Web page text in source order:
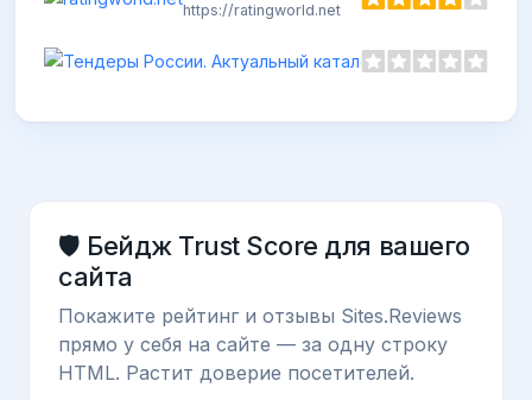
https://ratingworld.net
🛡️ Бейдж Trust Score для вашего
сайта
Покажите рейтинг и отзывы Sites.Reviews
прямо у себя на сайте — за одну строку
HTML. Растит доверие посетителей.